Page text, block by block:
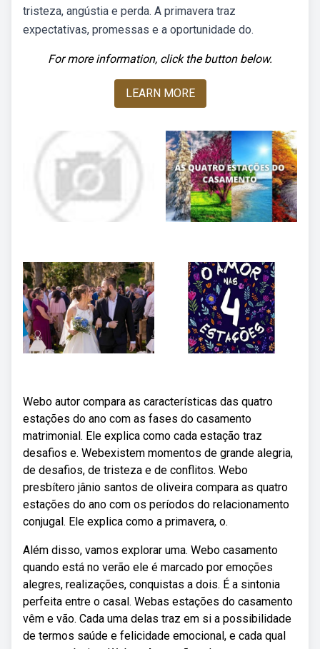
tristeza, angústia e perda. A primavera traz
expectativas, promessas e a oportunidade do.
For more information, click the button below.
LEARN MORE
Webo autor compara as características das quatro
estações do ano com as fases do casamento
matrimonial. Ele explica como cada estação traz
desafios e. Webexistem momentos de grande alegria,
de desafios, de tristeza e de conflitos. Webo
presbítero jânio santos de oliveira compara as quatro
estações do ano com os períodos do relacionamento
conjugal. Ele explica como a primavera, o.
Além disso, vamos explorar uma. Webo casamento
quando está no verão ele é marcado por emoções
alegres, realizações, conquistas a dois. É a sintonia
perfeita entre o casal. Webas estações do casamento
vêm e vão. Cada uma delas traz em si a possibilidade
de termos saúde e felicidade emocional, e cada qual